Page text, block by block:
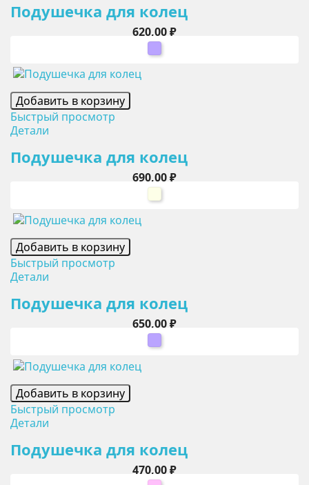
Подушечка для колец
Цена
620,00 ₽
сиреневый
Добавить в корзину
Быстрый просмотр
Детали
Подушечка для колец
Цена
690,00 ₽
Добавить в корзину
Быстрый просмотр
Детали
Подушечка для колец
Цена
650,00 ₽
Добавить в корзину
Быстрый просмотр
Детали
Подушечка для колец
Цена
470,00 ₽